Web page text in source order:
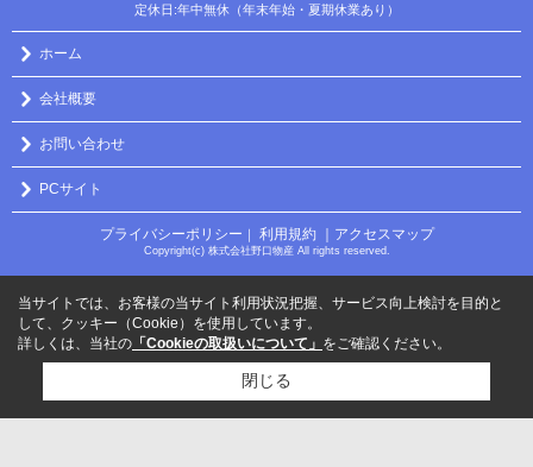
定休日:年中無休（年末年始・夏期休業あり）
ホーム
会社概要
お問い合わせ
PCサイト
プライバシーポリシー ｜ 利用規約 ｜アクセスマップ
Copyright(c) 株式会社野口物産 All rights reserved.
当サイトでは、お客様の当サイト利用状況把握、サービス向上検討を目的と
して、クッキー（Cookie）を使用しています。
詳しくは、当社の 「Cookieの取扱いについて」 をご確認ください。
閉じる